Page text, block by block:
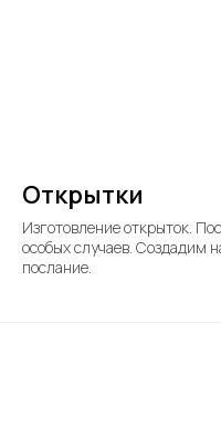
Открытки
Изготовление открыток.
особых случаев. Создадим
послание.